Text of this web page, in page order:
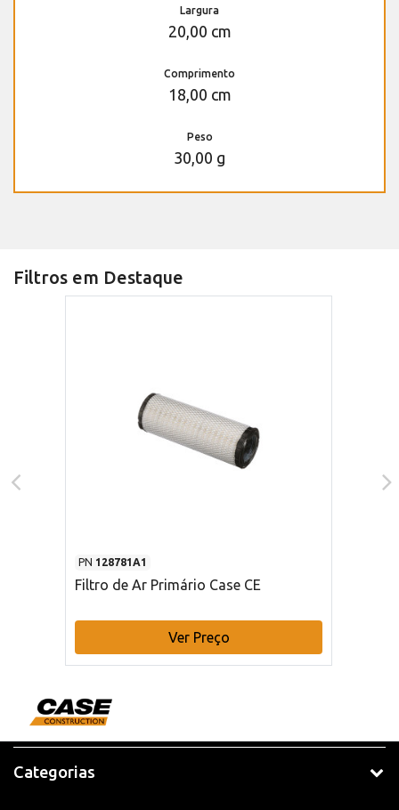
Largura
20,00 cm
Comprimento
18,00 cm
Peso
30,00 g
Filtros em Destaque
PN 128781A1
Filtro de Ar Primário Case CE
Ver Preço
Categorias